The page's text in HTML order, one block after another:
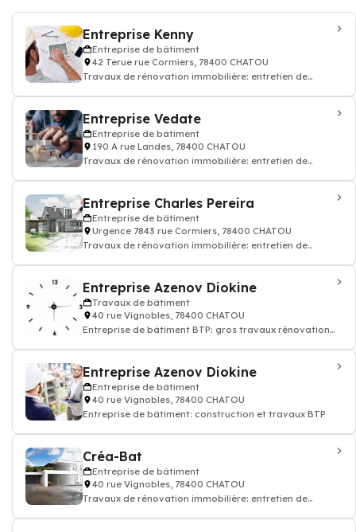
Entreprise Kenny
Entreprise de bâtiment
42 Terue rue Cormiers, 78400 CHATOU
Travaux de rénovation immobilière: entretien de
Entreprise Vedate
Entreprise de bâtiment
190 A rue Landes, 78400 CHATOU
Travaux de rénovation immobilière: entretien de
Entreprise Charles Pereira
Entreprise de bâtiment
Urgence 7843 rue Cormiers, 78400 CHATOU
Travaux de rénovation immobilière: entretien de
Entreprise Azenov Diokine
Travaux de bâtiment
40 rue Vignobles, 78400 CHATOU
Entreprise de bâtiment BTP: gros travaux rénovation
Entreprise Azenov Diokine
Entreprise de bâtiment
40 rue Vignobles, 78400 CHATOU
Entreprise de bâtiment: construction et travaux BTP
Créa-Bat
Entreprise de bâtiment
40 rue Vignobles, 78400 CHATOU
Travaux de rénovation immobilière: entretien de